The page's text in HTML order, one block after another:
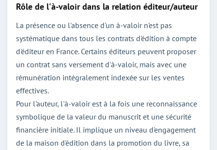
Rôle de l'à-valoir dans la relation éditeur/auteur
La présence ou l'absence d'un à-valoir n'est pas
systématique dans tous les contrats d'édition à compte
d'éditeur en France. Certains éditeurs peuvent proposer
un contrat sans versement d'à-valoir, mais avec une
rémunération intégralement indexée sur les ventes
effectives.
Pour l'auteur, l'à-valoir est à la fois une reconnaissance
symbolique de la valeur du manuscrit et une sécurité
financière initiale. Il implique un niveau d'engagement
de la maison d'édition dans la promotion du livre, sa